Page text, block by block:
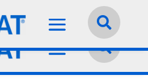
Español

